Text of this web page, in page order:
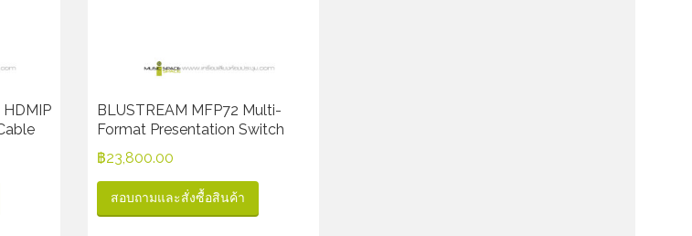
BLUSTREAM MFP72 Multi-
Format Presentation Switch
฿23,800.00
สอบถามและสั่งซื้อสินค้า